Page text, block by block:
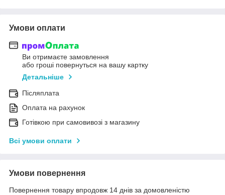
Умови оплати
Ви отримаєте замовлення
або гроші повернуться на вашу картку
Детальніше
Післяплата
Оплата на рахунок
Готівкою при самовивозі з магазину
Всі умови оплати
Умови повернення
Повернення товару впродовж 14 днів за домовленістю